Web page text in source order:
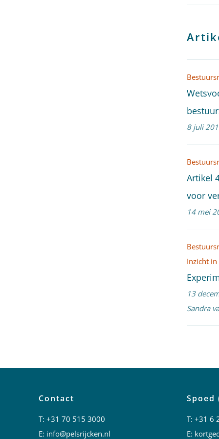
8 juli
Artikel
voor
14 mei
Inzicht
13
Sandra
Contact
T:+31 70 515 3000
E: info@pelsrijcken.nl
T: +31 6
E: